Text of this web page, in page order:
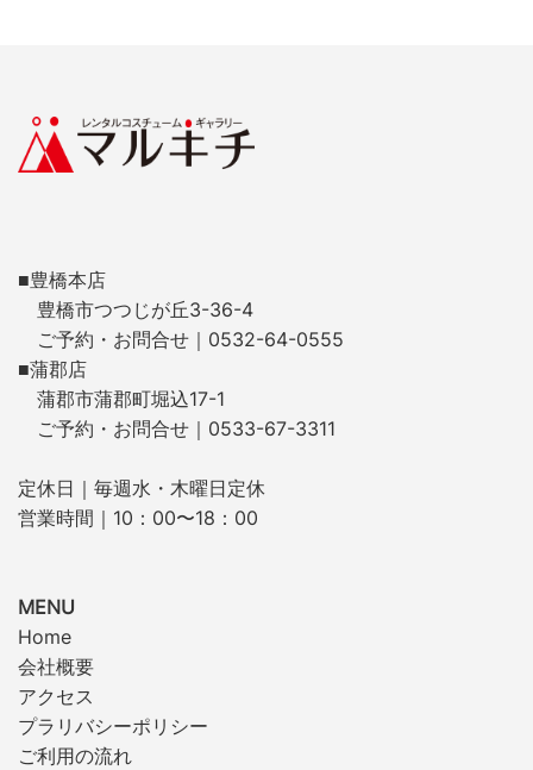
■豊橋本店
豊橋市つつじが丘3-36-4
ご予約・お問合せ｜0532-64-0555
■蒲郡店
蒲郡市蒲郡町堀込17-1
ご予約・お問合せ｜0533-67-3311
定休日｜毎週水・木曜日定休
営業時間｜10：00〜18：00
MENU
Home
会社概要
アクセス
プラリバシーポリシー
ご利用の流れ